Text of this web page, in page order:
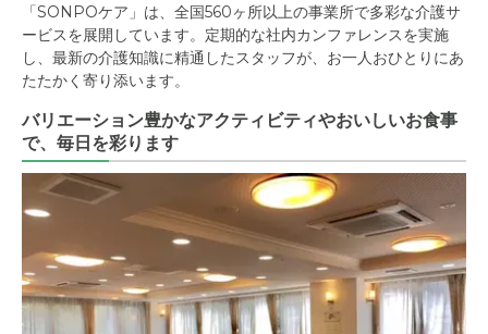
「SONPOケア」は、全国560ヶ所以上の事業所で多彩な介護サ
ービスを展開しています。定期的な社内カンファレンスを実施
し、最新の介護知識に精通したスタッフが、お一人おひとりにあ
たたかく寄り添います。
バリエーション豊かなアクティビティやおいしいお食事
で、毎日を彩ります